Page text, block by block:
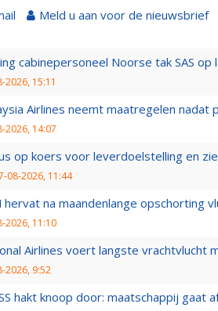
Meld u aan voor de nieuwsbrief
cabinepersoneel Noorse tak SAS
2026, 15:11
Airlines neemt maatregelen nadat
2026, 14:07
op koers voor leverdoelstelling en
08-2026, 11:44
hervat na maandenlange opschorting
2026, 11:10
Airlines voert langste vrachtvlucht
2026, 9:52
hakt knoop door: maatschappij gaat